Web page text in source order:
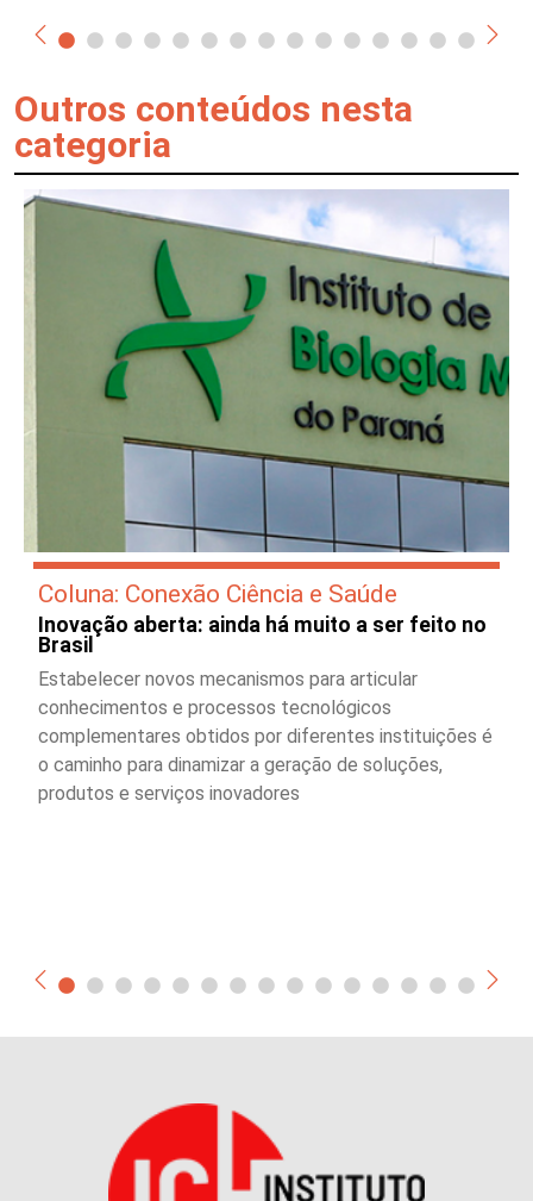
Outros conteúdos nesta
categoria
Coluna: Conexão Ciência e Saúde
Inovação aberta: ainda há muito a ser feito no
Brasil
Estabelecer novos mecanismos para articular
conhecimentos e processos tecnológicos
complementares obtidos por diferentes instituições é
o caminho para dinamizar a geração de soluções,
produtos e serviços inovadores